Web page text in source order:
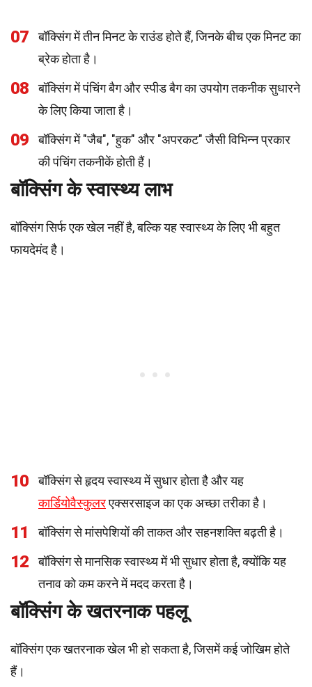
07
बॉक्सिंग में तीन मिनट के राउंड होते हैं, जिनके बीच एक मिनट का
ब्रेक होता है।
08
बॉक्सिंग में पंचिंग बैग और स्पीड बैग का उपयोग तकनीक सुधारने
के लिए किया जाता है।
09
बॉक्सिंग में "जैब", "हुक" और "अपरकट" जैसी विभिन्न प्रकार
की पंचिंग तकनीकें होती हैं।
बॉक्सिंग के स्वास्थ्य लाभ
बॉक्सिंग सिर्फ एक खेल नहीं है, बल्कि यह स्वास्थ्य के लिए भी बहुत
फायदेमंद है।
10
बॉक्सिंग से हृदय स्वास्थ्य में सुधार होता है और यह
कार्डियोवैस्कुलरएक्सरसाइज का एक अच्छा तरीका है।
11 बॉक्सिंग से मांसपेशियों की ताकत और सहनशक्ति बढ़ती है।
12
बॉक्सिंग से मानसिक स्वास्थ्य में भी सुधार होता है, क्योंकि यह
तनाव को कम करने में मदद करता है।
बॉक्सिंग के खतरनाक पहलू
बॉक्सिंग एक खतरनाक खेल भी हो सकता है, जिसमें कई जोखिम होते
हैं।